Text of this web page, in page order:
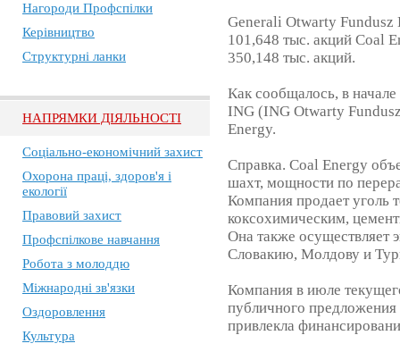
Нагороди Профспілки
Керівництво
Структурні ланки
НАПРЯМКИ ДІЯЛЬНОСТІ
Соціально-економічний захист
Охорона праці, здоров'я і
екології
Правовий захист
Профспілкове навчання
Робота з молоддю
Міжнародні зв'язки
Оздоровлення
Культура
Generali Otwarty Fundusz
101,648 тыс. акций Coal
350,148 тыс. акций.
Как сообщалось, в
ING (ING Otwarty
Energy.
Справка. Coal Energy
шахт, мощности по
Компания продает уголь
коксохимическим,
Она также осуществляет
Словакию, Молдову и
Компания в июле
публичного предложения
привлекла